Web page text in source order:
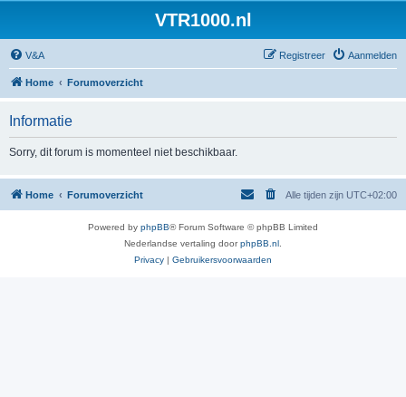
VTR1000.nl
V&A Aanmelden
Registreer
Home Forumoverzicht
Informatie
Sorry, dit forum is momenteel niet beschikbaar.
Home Forumoverzicht Alle tijden zijn UTC+02:00
Powered by phpBB® Forum Software © phpBB Limited
Nederlandse vertaling doorphpBB.nl
Privacy | Gebruikersvoorwaarden